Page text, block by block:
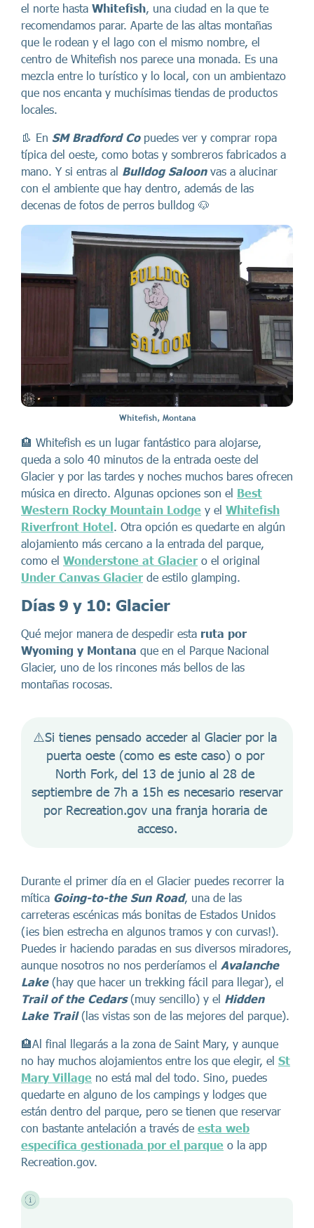
el norte hasta Whitefish, una ciudad en la que te
recomendamos parar. Aparte de las altas montañas
que le rodean y el lago con el mismo nombre, el
centro de Whitefish nos parece una monada. Es una
mezcla entre lo turístico y lo local, con un ambientazo
que nos encanta y muchísimas tiendas de productos
locales.
👢 En SM Bradford Copuedes ver y comprar ropa
típica del oeste, como botas y sombreros fabricados a
mano. Y si entras al Bulldog Saloonvas a alucinar
con el ambiente que hay dentro, además de las
decenas de fotos de perros bulldog 🐶
Whitefish, Montana
🏨 Whitefish es un lugar fantástico para alojarse,
queda a solo 40 minutos de la entrada oeste del
Glacier y por las tardes y noches muchos bares ofrecen
música en directo. Algunas opciones son el Best
Western Rocky Mountain Lodge y el Whitefish
Riverfront Hotel . Otra opción es quedarte en algún
alojamiento más cercano a la entrada del parque,
como el Wonderstone at Glacier o el original
Under Canvas Glacier de estilo glamping.
Días 9 y 10: Glacier
Qué mejor manera de despedir esta ruta por
Wyoming y Montana que en el Parque Nacional
Glacier, uno de los rincones más bellos de las
montañas rocosas.
⚠️Si tienes pensado acceder al Glacier por la
puerta oeste (como es este caso) o por
North Fork, del 13 de junio al 28 de
septiembre de 7h a 15h es necesario reservar
por Recreation.gov una franja horaria de
acceso.
Durante el primer día en el Glacier puedes recorrer la
mítica Going-to-the Sun Road, una de las
carreteras escénicas más bonitas de Estados Unidos
(¡es bien estrecha en algunos tramos y con curvas!).
Puedes ir haciendo paradas en sus diversos miradores,
aunque nosotros no nos perderíamos el Avalanche
Lake (hay que hacer un trekking fácil para llegar), el
Trail of the Cedars(muy sencillo) y el Hidden
Lake Trail(las vistas son de las mejores del parque).
🏨Al final llegarás a la zona de Saint Mary, y aunque
no hay muchos alojamientos entre los que elegir, el St
Mary Village no está mal del todo. Sino, puedes
quedarte en alguno de los campings y lodges que
están dentro del parque, pero se tienen que reservar
con bastante antelación a través de esta web
específica gestionada por el parque o la app
Recreation.gov.